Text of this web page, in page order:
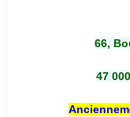
66,
47 000